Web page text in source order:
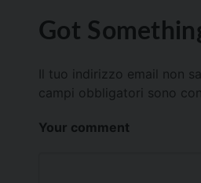
Got
Il tuo indirizzo email non
campi obbligatori sono
Your comment